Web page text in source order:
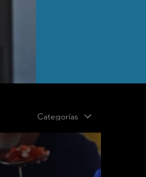
Categorías